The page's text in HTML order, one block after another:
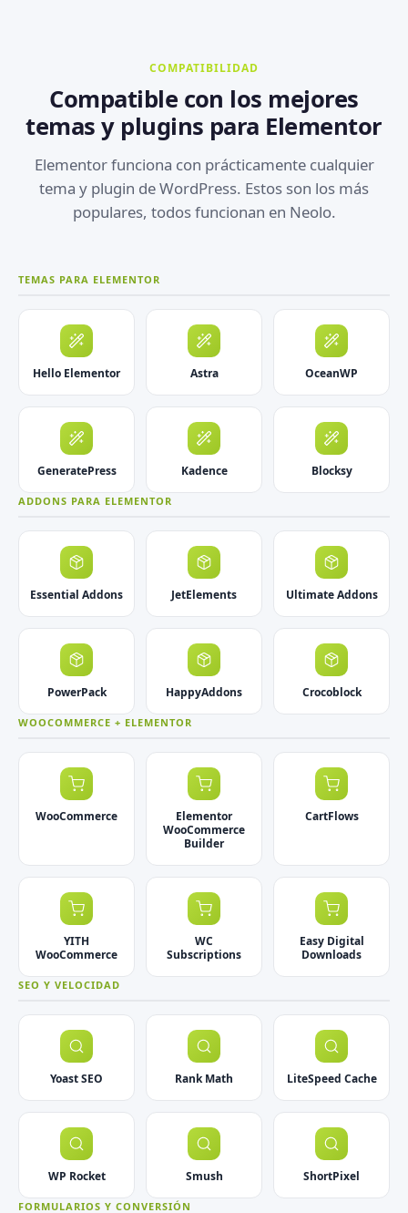
COMPATIBILIDAD
Compatible con los mejores
temas y plugins para Elementor
Elementor funciona con prácticamente cualquier
tema y plugin de WordPress. Estos son los más
populares, todos funcionan en Neolo.
TEMAS PARA ELEMENTOR
Hello Elementor Astra OceanWP
GeneratePress Kadence Blocksy
ADDONS PARA ELEMENTOR
Essential Addons JetElements Ultimate Addons
PowerPack HappyAddons Crocoblock
WOOCOMMERCE + ELEMENTOR
WooCommerce
Elementor
WooCommerce
Builder
CartFlows
YITH
WooCommerce
WC
Subscriptions
Easy Digital
Downloads
SEO Y VELOCIDAD
Yoast SEO Rank Math LiteSpeed Cache
WP Rocket Smush ShortPixel
FORMULARIOS Y CONVERSIÓN